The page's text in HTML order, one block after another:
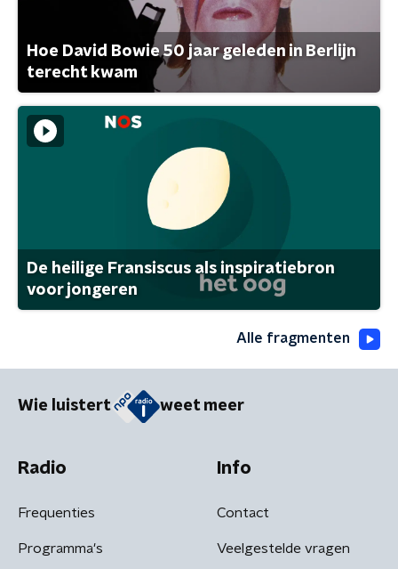
Hoe David Bowie 50 jaar geleden in Berlijn
terecht kwam
De heilige Fransiscus als inspiratiebron
voor jongeren
Alle fragmenten
Wie luistert weet meer
Radio
Frequenties
Programma's
Info
Contact
Veelgestelde vragen